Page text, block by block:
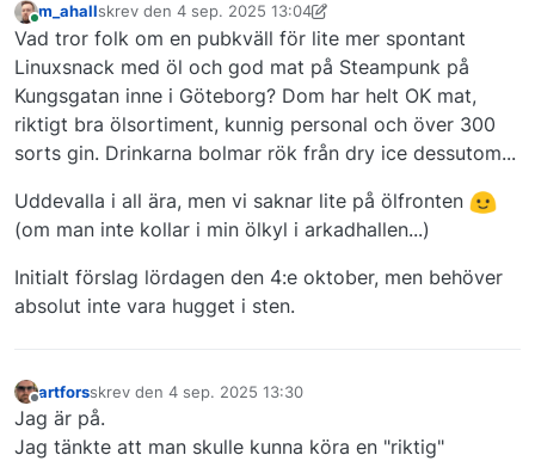
Online
m_ahallskrev den 4 sep. 2025 13:04
Senaste redigerad av m_ahall2 okt. 2025 17:25
Vad tror folk om en pubkväll för lite mer spontant
Linuxsnack med öl och god mat på Steampunk på
Kungsgatan inne i Göteborg? Dom har helt OK mat,
riktigt bra ölsortiment, kunnig personal och över 300
sorts gin. Drinkarna bolmar rök från dry ice dessutom...
Uddevalla i all ära, men vi saknar lite på ölfronten
(om man inte kollar i min ölkyl i arkadhallen...)
Initialt förslag lördagen den 4:e oktober, men behöver
absolut inte vara hugget i sten.
Offline
artforsskrev den 4 sep. 2025 13:30
Senaste redigerad av
Jag är på.
Jag tänkte att man skulle kunna köra en "riktig"